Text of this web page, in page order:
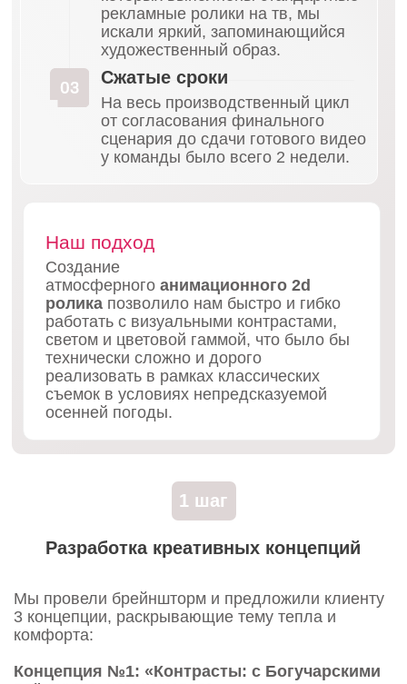
кошкой и пачкой снэков. Следующая сцена —
девушка кричит от страха перед «злодеем в
маске», но камера снова отъезжает, и
оказывается, что это влюбленная пара
обнимается на диване за просмотром фильма. В
финале все герои и домашние питомцы
собираются за большим уютным столом, полным
продукции бренда. Слоган: «С Богучарскими